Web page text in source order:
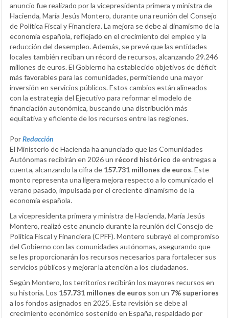
anuncio fue realizado por la vicepresidenta primera y ministra de
Hacienda, María Jesús Montero, durante una reunión del Consejo
de Política Fiscal y Financiera. La mejora se debe al dinamismo de la
economía española, reflejado en el crecimiento del empleo y la
reducción del desempleo. Además, se prevé que las entidades
locales también reciban un récord de recursos, alcanzando 29.246
millones de euros. El Gobierno ha establecido objetivos de déficit
más favorables para las comunidades, permitiendo una mayor
inversión en servicios públicos. Estos cambios están alineados
con la estrategia del Ejecutivo para reformar el modelo de
financiación autonómica, buscando una distribución más
equitativa y eficiente de los recursos entre las regiones.
PorRedacción
El Ministerio de Hacienda ha anunciado que las Comunidades
Autónomas recibirán en 2026 un récord histórico de entregas a
cuenta, alcanzando la cifra de 157.731 millones de euros. Este
monto representa una ligera mejora respecto a lo comunicado el
verano pasado, impulsada por el creciente dinamismo de la
economía española.
La vicepresidenta primera y ministra de Hacienda, María Jesús
Montero, realizó este anuncio durante la reunión del Consejo de
Política Fiscal y Financiera (CPFF). Montero subrayó el compromiso
del Gobierno con las comunidades autónomas, asegurando que
se les proporcionarán los recursos necesarios para fortalecer sus
servicios públicos y mejorar la atención a los ciudadanos.
Según Montero, los territorios recibirán los mayores recursos en
su historia. Los 157.731 millones de euros son un 7% superiores
a los fondos asignados en 2025. Esta revisión se debe al
crecimiento económico sostenido en España, respaldado por